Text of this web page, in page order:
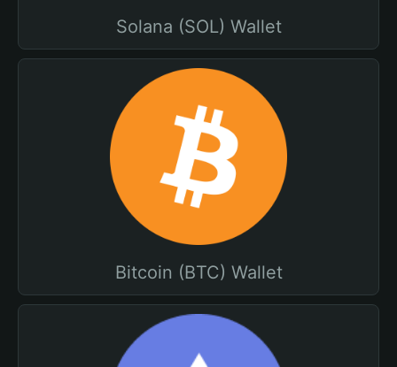
Solana (SOL) Wallet
Bitcoin (BTC) Wallet